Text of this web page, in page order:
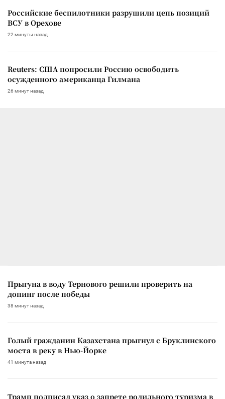
Российские беспилотники разрушили цепь позиций
ВСУ в Орехове
22 минуты назад
Reuters: США попросили Россию освободить
осужденного американца Гилмана
26 минут назад
Прыгуна в воду Тернового решили проверить на
допинг после победы
38 минут назад
Голый гражданин Казахстана прыгнул с Бруклинского
моста в реку в Нью-Йорке
41 минута назад
Трамп подписал указ о запрете родильного туризма в